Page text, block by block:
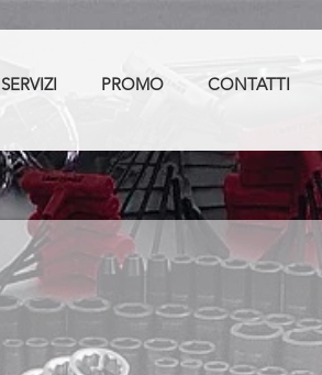
SERVIZI PROMO CONTATTI